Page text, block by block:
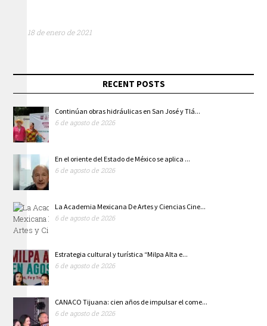
18 de enero de 2021
RECENT POSTS
Continúan obras hidráulicas en San José y Tlá...
6 de agosto de 2026
En el oriente del Estado de México se aplica ...
6 de agosto de 2026
La Academia Mexicana De Artes y Ciencias Cine...
6 de agosto de 2026
Estrategia cultural y turística “Milpa Alta e...
6 de agosto de 2026
CANACO Tijuana: cien años de impulsar el come...
6 de agosto de 2026